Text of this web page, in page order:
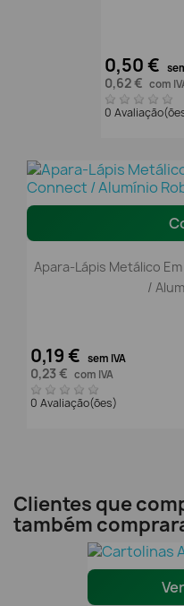
0,50 €
0,62 € com
0
Apara-Lápis Metálico
/
0,19 € sem IVA
0,23 € com IVA
0 Avaliação(ões)
Clientes que
também